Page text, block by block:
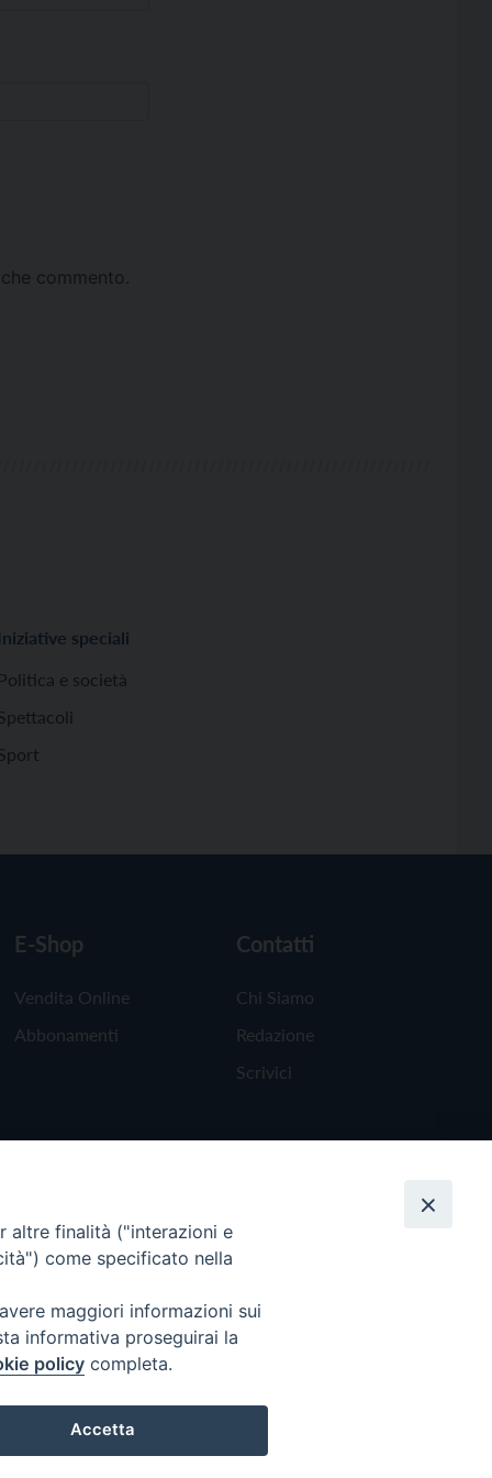
commento.
Iniziative speciali
Politica e società
E-Shop
Vendita Online
Abbonamenti
Contatti
Chi Siamo
Redazione
Scrivici
altre finalità ("interazioni e
come specificato nella
maggiori informazioni sui
informativa proseguirai la
policy completa.
Accetta